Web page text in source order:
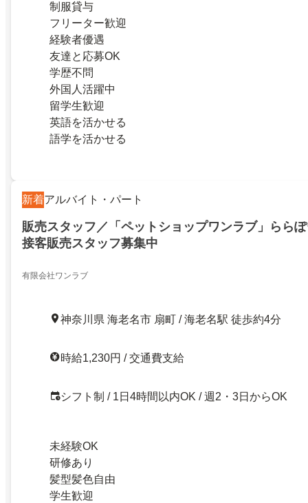
制服貸与
フリーター歓迎
経験者優遇
友達と応募OK
学歴不問
外国人活躍中
留学生歓迎
英語を活かせる
語学を活かせる
新着アルバイト・パート
販売スタッフ／「ペットショップワンラブ」らら
接客販売スタッフ募集中
有限会社ワンラブ
神奈川県 海老名市 扇町 / 海老名駅 徒歩約4分
時給1,230円 / 交通費支給
シフト制 / 1日4時間以内OK / 週2・3日からOK
未経験OK
研修あり
髪型髪色自由
学生歓迎